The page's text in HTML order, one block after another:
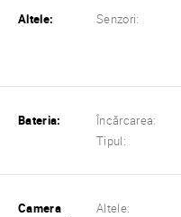
Altele: Senzori:
Bateria: Încărcarea:
Tipul:
Camera
Altele: